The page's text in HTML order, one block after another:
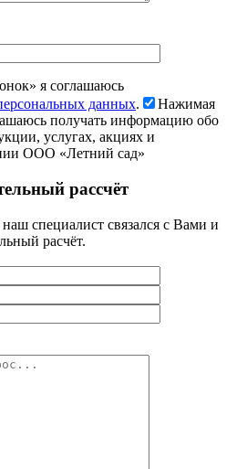
я соглашаюсь
данных.
Нажимая
получать информацию обо
услугах, акциях и
ООО «Летний сад»
рассчёт
специалист связался с Вами и
расчёт.